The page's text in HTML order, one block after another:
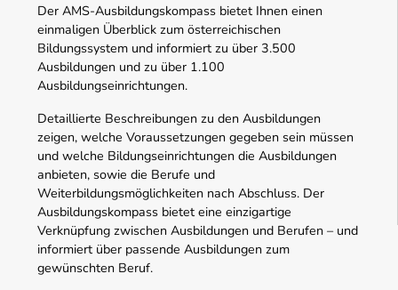
Der AMS-Ausbildungskompass bietet Ihnen einen
einmaligen Überblick zum österreichischen
Bildungssystem und informiert zu über 3.500
Ausbildungen und zu über 1.100
Ausbildungseinrichtungen.
Detaillierte Beschreibungen zu den Ausbildungen
zeigen, welche Voraussetzungen gegeben sein müssen
und welche Bildungseinrichtungen die Ausbildungen
anbieten, sowie die Berufe und
Weiterbildungsmöglichkeiten nach Abschluss. Der
Ausbildungskompass bietet eine einzigartige
Verknüpfung zwischen Ausbildungen und Berufen – und
informiert über passende Ausbildungen zum
gewünschten Beruf.